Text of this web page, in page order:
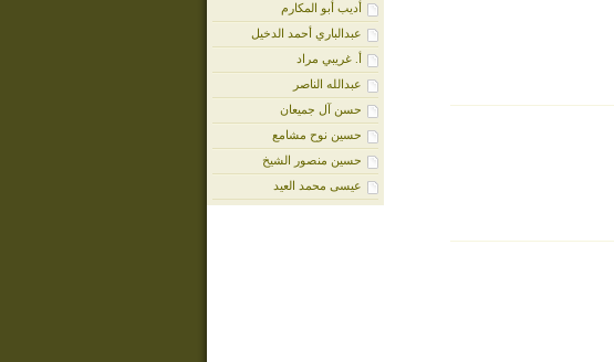
أديب أبو المكارم
عبدالباري أحمد الدخيل
أ. غريبي مراد
عبدالله الناصر
حسن آل جميعان
حسين نوح مشامع
حسين منصور الشيخ
عيسى محمد العيد